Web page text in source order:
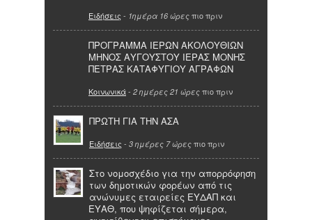
Ειδήσεις - 1ημέρα 16 ώρες πιο πριν
ΠΡΟΓΡΑΜΜΑ ΙΕΡΩΝ ΑΚΟΛΟΥΘΙΩΝ
ΜΗΝΟΣ ΑΥΓΟΥΣΤΟΥ ΙΕΡΑΣ ΜΟΝΗΣ
ΠΕΤΡΑΣ ΚΑΤΑΦΥΓΙΟΥ ΑΓΡΑΦΩΝ
Κοινωνικά- 2 ημέρες 21 ώρες πιο πριν
ΠΡΩΤΗ ΓΙΑ ΤΗΝ ΑΣΑ
Ειδήσεις - 3 ημέρες 7 ώρες πιο πριν
Στο νομοσχέδιο για την απορρόφηση
των δημοτικών φορέων από τις
ανώνυμες εταιρείες ΕΥΔΑΠ και
ΕΥΑΘ, που ψηφίζεται σήμερα,